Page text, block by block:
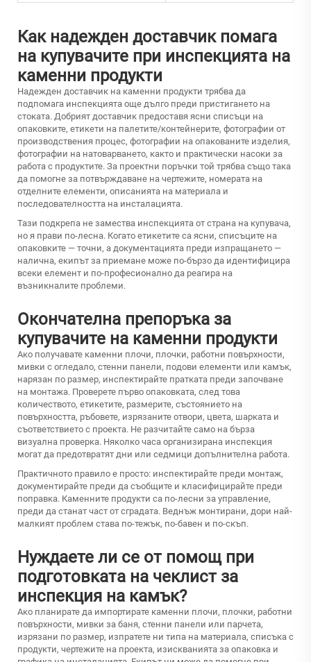
Как надежден доставчик помага
на купувачите при инспекцията на
каменни продукти
Надежден доставчик на каменни продукти трябва да
подпомага инспекцията още дълго преди пристигането на
стоката. Добрият доставчик предоставя ясни списъци на
опаковките, етикети на палетите/контейнерите, фотографии от
производствения процес, фотографии на опакованите изделия,
фотографии на натоварването, както и практически насоки за
работа с продуктите. За проектни поръчки той трябва също така
да помогне за потвърждаване на чертежите, номерата на
отделните елементи, описанията на материала и
последователността на инсталацията.
Тази подкрепа не замества инспекцията от страна на купувача,
но я прави по-лесна. Когато етикетите са ясни, списъците на
опаковките — точни, а документацията преди изпращането —
налична, екипът за приемане може по-бързо да идентифицира
всеки елемент и по-професионално да реагира на
възникналите проблеми.
Окончателна препоръка за
купувачите на каменни продукти
Ако получавате каменни плочи, плочки, работни повърхности,
мивки с огледало, стенни панели, подови елементи или камък,
нарязан по размер, инспектирайте пратката преди започване
на монтажа. Проверете първо опаковката, след това
количеството, етикетите, размерите, състоянието на
повърхността, ръбовете, изрязаните отвори, цвета, шарката и
съответствието с проекта. Не разчитайте само на бърза
визуална проверка. Няколко часа организирана инспекция
могат да предотвратят дни или седмици допълнителна работа.
Практичното правило е просто: инспектирайте преди монтаж,
документирайте преди да съобщите и класифицирайте преди
поправка. Каменните продукти са по-лесни за управление,
преди да станат част от сградата. Веднъж монтирани, дори най-
малкият проблем става по-тежък, по-бавен и по-скъп.
Нуждаете ли се от помощ при
подготовката на чеклист за
инспекция на камък?
Ако планирате да импортирате каменни плочи, плочки, работни
повърхности, мивки за баня, стенни панели или парчета,
изрязани по размер, изпратете ни типа на материала, списъка с
продукти, чертежите на проекта, изискванията за опаковка и